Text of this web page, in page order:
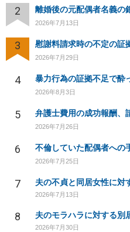
2
2026年7月13日
3
2026年7月29日
4 暴力行為の証拠不足で酔
2026年8月3日
5 弁護士費用の成功報酬、
2026年7月26日
6 不倫していた配偶者への
2026年7月25日
7
2026年7月13日
8 夫のモラハラに対する別
2026年7月30日